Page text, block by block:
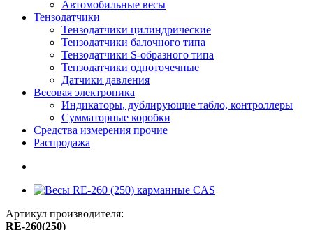
Автомобильные весы
Тензодатчики
Тензодатчики цилиндрические
Тензодатчики балочного типа
Тензодатчики S-образного типа
Тензодатчики одноточечные
Датчики давления
Весовая электроника
Индикаторы, дублирующие табло, контроллеры
Сумматорные коробки
Средства измерения прочие
Распродажа
Артикул производителя:
RE-260(250)